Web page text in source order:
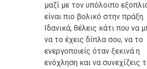
μαζί με τον υπόλοιπο
είναι πιο βολικό στην πράξη.
Ιδανικά, θέλεις κάτι που να
να το έχεις δίπλα σου, να το
ενεργοποιείς όταν ξεκινά η
ενόχληση και να συνεχίζεις